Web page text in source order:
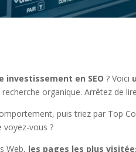
investissement en SEO? Voici
organique. Arrêtez de
puis triez par Top
vous ?
Web, les pages les plus